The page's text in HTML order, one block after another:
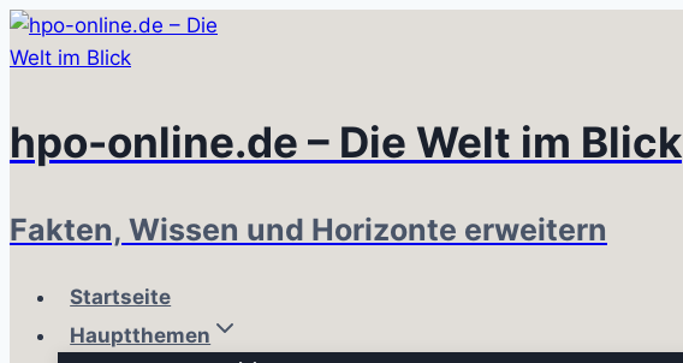
Zum
Inhalt
hpo-online.de – Die Welt im Blick
Fakten, Wissen und Horizonte erweitern
Startseite
Hauptthemen